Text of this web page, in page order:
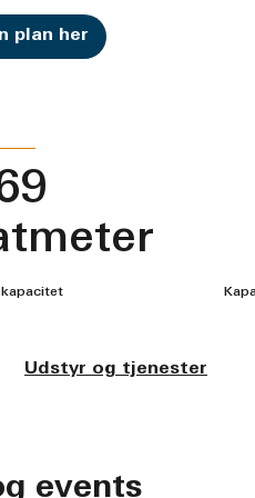
plan her
Udstyr og tjenester
events